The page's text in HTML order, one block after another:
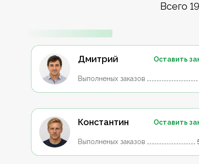
Всего
Дмитрий Оставить
Выполненых заказов
Константин Оставить
Выполненых заказов